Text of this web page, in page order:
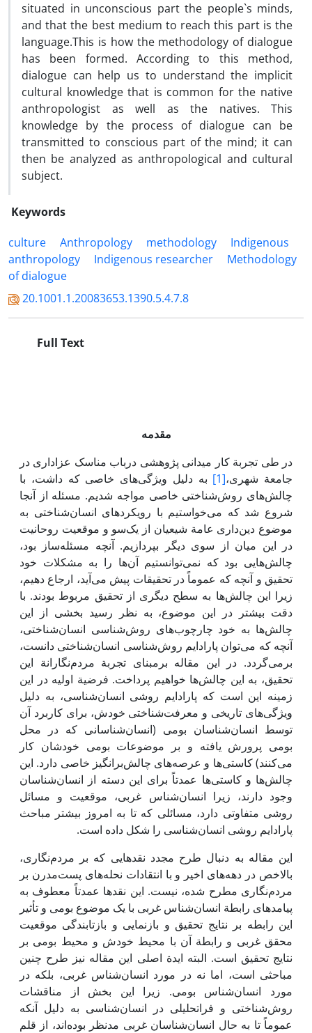
situated in unconscious part the people`s minds,
and that the best medium to reach this part is the
language.This is how the methodology of dialogue
has been formed. According to this method,
dialogue can help us to understand the implicit
cultural knowledge that is common for the native
anthropologist as well as the natives. This
knowledge by the process of dialogue can be
transmitted to conscious part of the mind; it can
then be analyzed as anthropological and cultural
subject.
Keywords
culture
Anthropology methodology
Indigenous
anthropology
Indigenous researcher
Methodology
of dialogue
20.1001.1.20083653.1390.5.4.7.8
Full Text
مقدمه
در طی تجربة کار میدانی پژوهشی درباب مناسک عزاداری در
جامعة شهری،[1]
به دلیل ویژگی‌های خاصی که داشت، با
چالش‌های روش‌شناختی خاصی مواجه شدیم. مسئله از آنجا
شروع شد که می‌خواستیم با رویکردهای انسان‌شناختی به
موضوع دین‌داری عامة شیعیان از یک‌سو و موقعیت روحانیت
در این میان از سوی دیگر بپردازیم. آنچه مسئله‌ساز بود،
چالش‌هایی بود که نمی‌توانستیم آن‌ها را به مشکلات خود
تحقیق و آنچه که عموماً در تحقیقات پیش می‌آید، ارجاع دهیم،
زیرا‌ این چالش‌ها به سطح دیگری از تحقیق مربوط بودند. با
دقت بیشتر در این موضوع، به نظر رسید بخشی از ‌این
چالش‌ها به خود چارچوب‌های روش‌شناسی انسان‌شناختی،
آنچه که می‌توان پارادایم روش‌شناسی انسان‌شناختی دانست،
برمی‌گردد. در این مقاله برمبنای تجربة مردم‌نگارانة این
تحقیق، به ‌این چالش‌ها خواهیم پرداخت. فرضیة اولیه در این
زمینه ‌این است که پارادایم روشی انسان‌شناسی، به دلیل
ویژگی‌های تاریخی و معرفت‌شناختی خودش، برای کاربرد آن
توسط انسان‌شناسان بومی‌ (انسان‌شناسانی که در محل
بومی ‌پرورش یافته و بر موضوعات بومی ‌خودشان کار
می‌کنند) کاستی‌ها و عرصه‌های چالش‌برانگیز خاصی دارد. ‌این
چالش‌ها و کاستی‌ها عمدتاً برای ‌این دسته از انسان‌شناسان
وجود دارند، زیرا انسان‌شناس غربی، موقعیت و مسائل
روشی متفاوتی دارد، مسائلی که تا به امروز بیشتر مباحث
پارادایم روشی انسان‌شناسی را شکل داده است.
این مقاله به دنبال طرح مجدد نقدهایی که بر مردم‌نگاری،
بالاخص در دهه‌های اخیر و با انتقادات نحله‌های پست‌مدرن بر
مردم‌نگاری مطرح شده، نیست.‌ این نقدها عمدتاً معطوف به
پیامدهای رابطة انسان‌شناس غربی با یک موضوع بومی ‌و تأثیر
‌این رابطه بر نتایج تحقیق و بازنمایی و بازتابندگی موقعیت
محقق غربی و رابطة آن با محیط خودش و محیط بومی ‌بر
نتایج تحقیق است. البته ‌ایدة اصلی ‌این مقاله نیز طرح چنین
مباحثی است، اما نه در مورد انسان‌شناس غربی، بلکه در
مورد انسان‌شناس بومی. زیرا ‌این بخش از مناقشات
روش‌شناختی و فراتحلیلی در انسان‌شناسی به دلیل آنکه
عموماً تا به حال انسان‌شناسان غربی مدنظر بوده‌اند، از قلم